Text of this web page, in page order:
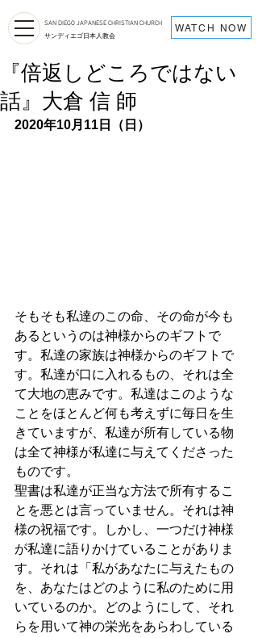
SAN DIEGO JAPANESE CHRISTIAN CHURCH
サンディエゴ日本人教会
WATCH NOW
『倍返しどころではない
話』大倉 信 師
2020年10月11日（日）
そもそも私達のこの命、その命が今も
あるというのは神様からのギフトで
す。私達の家族は神様からのギフトで
す。私達が口に入れるもの、それは全
て大地の恵みです。私達はこのような
ことをほとんど何も考えずに毎日を生
きていますが、私達が所有している物
は全て神様が私達に与えてくださった
ものです。
聖書は私達が正当な方法で所有するこ
とを悪とは言っていません。それは神
様の祝福です。しかし、一つだけ神様
が私達に語りかけていることがありま
す。それは「私があなたに与えたもの
を、あなたはどのように私のために用
いているのか。どのようにして、それ
らを用いて神の栄光をあらわしている